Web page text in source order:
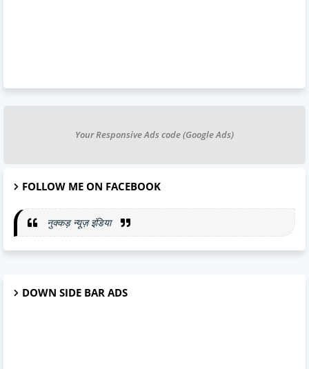
Your Responsive Ads code (Google Ads)
FOLLOW ME ON FACEBOOK
नुक्कड़ न्यूज़ इंडिया
DOWN SIDE BAR ADS